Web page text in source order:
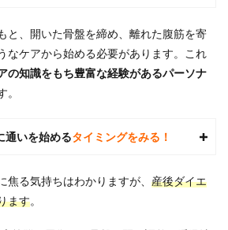
と、開いた骨盤を締め、離れた腹筋を寄
なケアから始める必要があります。これ
の知識をもち豊富な経験があるパーソナ
。
通いを始めるタイミングをみる！
焦る気持ちはわかりますが、 産後ダイエ
ます。